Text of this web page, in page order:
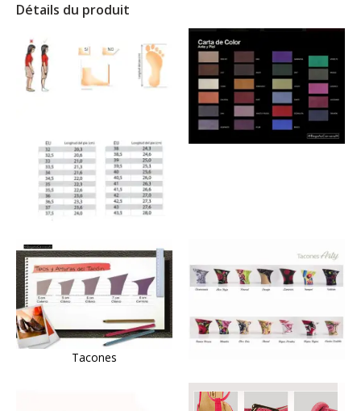
Détails du produit
Tacones